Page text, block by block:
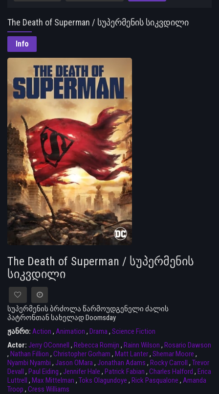
The Death of Superman / სუპერმენის სიკვდილი
Info
The Death of Superman / სუპერმენის
სიკვდილი
სუპერმენის ბრძოლა წარმოუდგენელი ძალის
პატრონთან სახელად Doomsday
ჟანრი: Action , Animation , Drama, Science Fiction
Actor: Jerry OConnell , Rebecca Romijn , Rainn Wilson , Rosario Dawson
, Nathan Fillion , Christopher Gorham , Matt Lanter, Shemar Moore ,
Nyambi Nyambi , Jason OMara, Jonathan Adams , Rocky Carroll , Trevor
Devall , Paul Eiding , Jennifer Hale , Patrick Fabian , Charles Halford , Erica
Luttrell , Max Mittelman , Toks Olagundoye , Rick Pasqualone , Amanda
Troop , Cress Williams